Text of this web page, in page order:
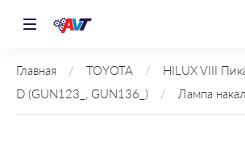
Главная / TOYOTA / HILUX VIII
D (GUN123_, GUN136_)
/ Лампа